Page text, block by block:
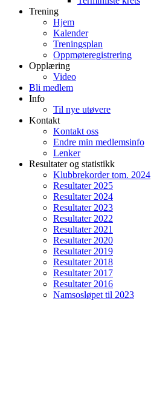
Trening
Hjem
Kalender
Treningsplan
Oppmøteregistrering
Opplæring
Video
Bli medlem
Info
Til nye utøvere
Kontakt
Kontakt oss
Endre min medlemsinfo
Lenker
Resultater og statistikk
Klubbrekorder tom. 2024
Resultater 2025
Resultater 2024
Resultater 2023
Resultater 2022
Resultater 2021
Resultater 2020
Resultater 2019
Resultater 2018
Resultater 2017
Resultater 2016
Namsosløpet til 2023